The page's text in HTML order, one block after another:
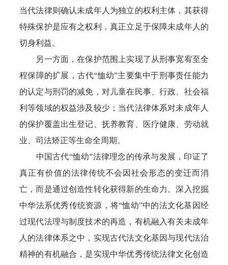
当代法律则确认未成年人为独立的权利主体，其获得
特殊保护是应有之权利，真正立足于保障未成年人的
切身利益。
另一方面，在保护范围上实现了从刑事宽宥至全
程保障的扩展，古代“恤幼”主要集中于刑事责任能力
的认定与刑罚的减免，对儿童在民事、行政、社会福
利等领域的权益涉及较少；当代法律体系对未成年人
的保护覆盖出生登记、抚养教育、医疗健康、劳动就
业、司法矫正等生命全周期。
中国古代“恤幼”法律理念的传承与发展，印证了
真正有价值的法律传统不会因社会形态的变迁而消
亡，而是通过创造性转化获得新的生命力。深入挖掘
中华法系优秀传统资源，将“恤幼”中的法文化基因经
过现代法理与制度技术的再造，有机融入有关未成年
人的法律体系之中，实现古代法文化基因与现代法治
精神的有机融合，是实现中华优秀传统法律文化创造